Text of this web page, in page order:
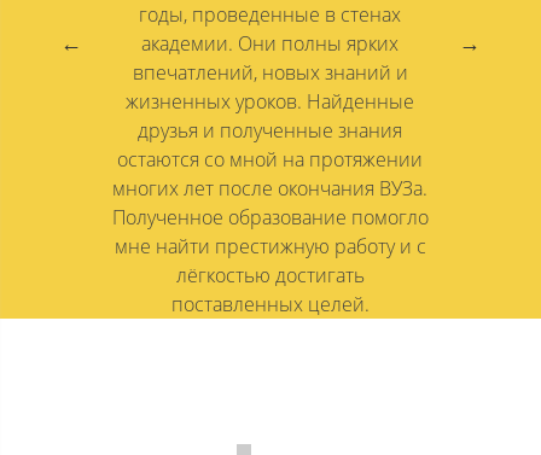
годы, проведенные в стенах
академии. Они полны ярких
впечатлений, новых знаний и
жизненных уроков. Найденные
друзья и полученные знания
остаются со мной на протяжении
многих лет после окончания ВУЗа.
Полученное образование помогло
мне найти престижную работу и с
лёгкостью достигать
поставленных целей.